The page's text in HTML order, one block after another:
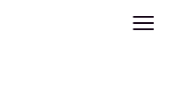
≡